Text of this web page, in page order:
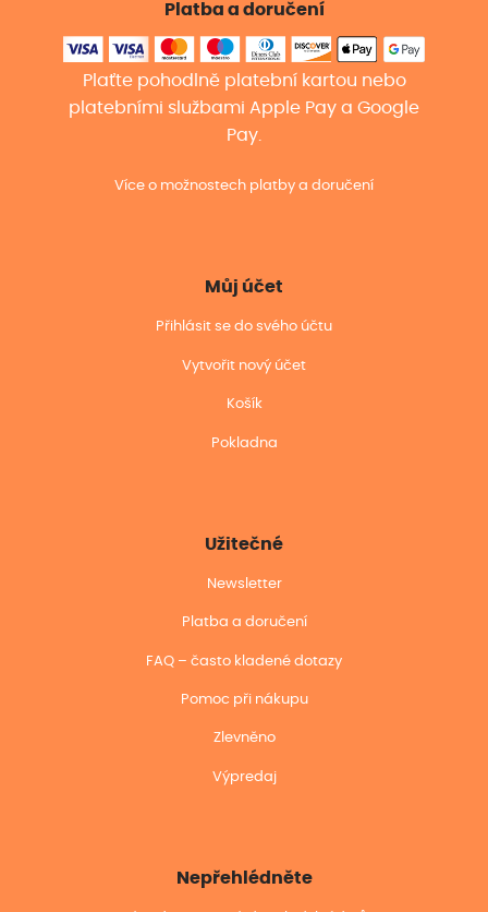
Platba a doručení
Plaťte pohodlně platební kartou nebo
platebními službami Apple Pay a Google
Pay.
Více o možnostech platby a doručení
Můj účet
Přihlásit se do svého účtu
Vytvořit nový účet
Košík
Pokladna
Užitečné
Newsletter
Platba a doručení
FAQ – často kladené dotazy
Pomoc při nákupu
Zlevněno
Výpredaj
Nepřehlédněte